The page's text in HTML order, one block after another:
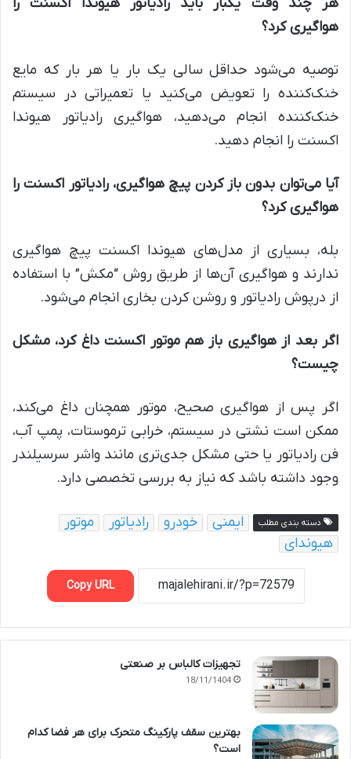
هر چند وقت یکبار باید رادیاتور هیوندا اکسنت را
هواگیری کرد؟
توصیه می‌شود حداقل سالی یک بار یا هر بار که مایع
خنک‌کننده را تعویض می‌کنید یا تعمیراتی در سیستم
خنک‌کننده انجام می‌دهید، هواگیری رادیاتور هیوندا
اکسنت را انجام دهید.
آیا می‌توان بدون باز کردن پیچ هواگیری، رادیاتور اکسنت را
هواگیری کرد؟
بله، بسیاری از مدل‌های هیوندا اکسنت پیچ هواگیری
ندارند و هواگیری آن‌ها از طریق روش “مکش” با استفاده
از درپوش رادیاتور و روشن کردن بخاری انجام می‌شود.
اگر بعد از هواگیری باز هم موتور اکسنت داغ کرد، مشکل
چیست؟
اگر پس از هواگیری صحیح، موتور همچنان داغ می‌کند،
ممکن است نشتی در سیستم، خرابی ترموستات، پمپ آب،
فن رادیاتور یا حتی مشکل جدی‌تری مانند واشر سرسیلندر
وجود داشته باشد که نیاز به بررسی تخصصی دارد.
دسته بندی مطلب ایمنی خودرو رادیاتور
موتور
هیوندای
Copy URL
تجهیزات کالباس بر صنعتی
18/11/1404
بهترین سقف پارکینگ متحرک برای هر فضا کدام
است؟